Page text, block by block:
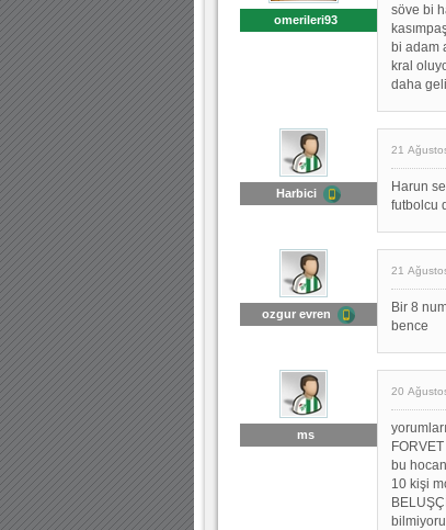
omerileri93
söve bi
bi adam
kral
daha
Harbici
21
Harun
futbolcu
ozgur evren
21
Bir 8
bence
ms
20
bu
10 kişi